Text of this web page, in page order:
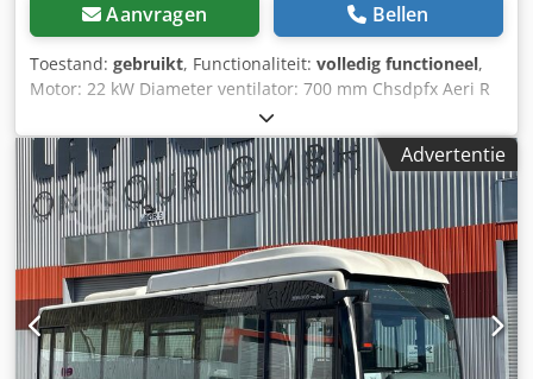
Aanvragen Bellen
Toestand: gebruikt, Functionaliteit: volledig functioneel,
Motor: 22 kW Diameter ventilator: 700 mm Chsdpfx Aeri R
Advertentie